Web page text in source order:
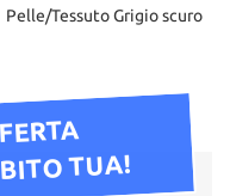
Pelle/Tessuto Grigio scuro
TUA!